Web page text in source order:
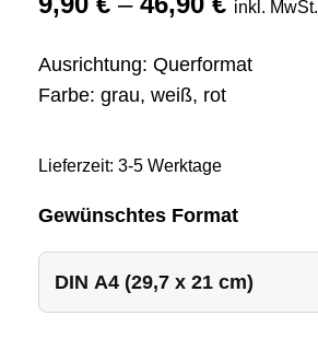
inkl. MwSt.
Ausrichtung: Querformat
Farbe: grau, weiß, rot
Lieferzeit: 3-5 Werktage
Gewünschtes Format